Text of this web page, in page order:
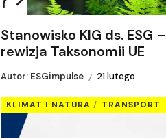
Stanowisko KIG ds. ESG –
rewizja Taksonomii UE
Autor: ESGimpulse 21 lutego
KLIMAT I NATURA TRANSPORT